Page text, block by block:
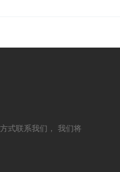
式联系我们， 我们将